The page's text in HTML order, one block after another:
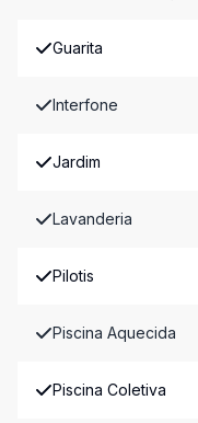
Guarita
Interfone
Jardim
Lavanderia
Pilotis
Piscina Aquecida
Piscina Coletiva